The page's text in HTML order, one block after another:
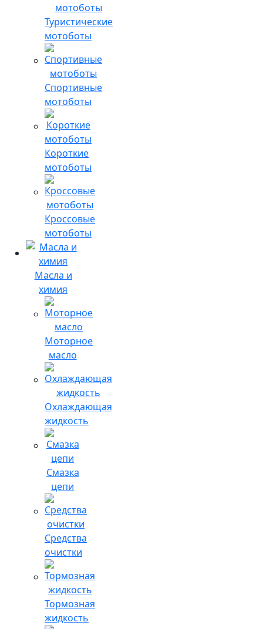
Туристические
мотоботы
Спортивные
мотоботы
Короткие
мотоботы
Кроссовые
мотоботы
Масла и
химия
Моторное
масло
Охлаждающая
жидкость
Смазка
цепи
Средства
очистки
Тормозная
жидкость